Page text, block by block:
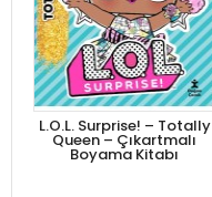
L.O.L. Surprise! – Totally
Queen – Çıkartmalı
Boyama Kitabı